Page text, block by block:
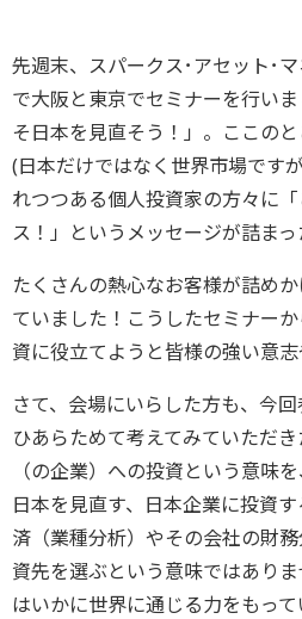
先週末、スパークス･アセット･
で大阪と東京でセミナーを行い
そ日本を見直そう！」。ここの
(日本だけではなく世界市場です
れつつある個人投資家の方々に
ス！」というメッセージが詰まっ
たくさんの熱心なお客様が詰め
ていました！こうしたセミナー
資に役立てようと皆様の強い意志
さて、会場にいらした方も、今
ひあらためて考えてみていただ
（の企業）への投資という意味を
日本を見直す、日本企業に投資
済（業種分析）やその会社の財
資先を選ぶという意味ではあり
はいかに世界に通じる力をもっ